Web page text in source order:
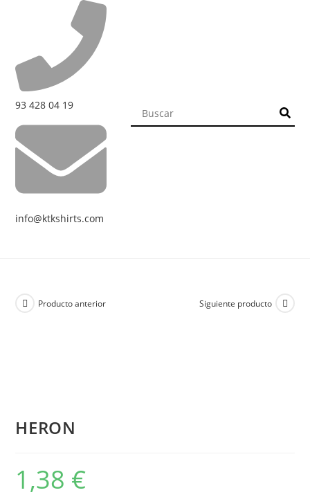
93 428 04 19
info@ktkshirts.com
Producto anterior Siguiente producto
HERON
1,38 €